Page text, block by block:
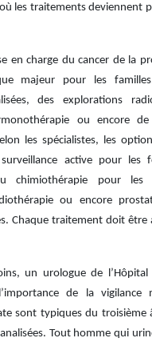
où les traitements deviennent
en charge du cancer de la
majeur pour les
des explorations
ou encore de
les spécialistes, les
active pour les
chimiothérapie pour les
ou encore
Chaque traitement doit être
un urologue de l’Hôpital
de la vigilance
sont typiques du troisième
Tout homme qui